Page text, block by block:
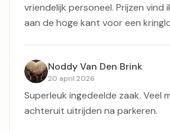
vriendelijk personeel. Prijzen vind
aan de hoge kant voor een
Noddy Van Den Brink
20 april 2026
Superleuk ingedeelde zaak. Veel
achteruit uitrijden na parkeren.